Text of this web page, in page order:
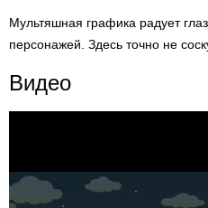
Мультяшная графика радует
персонажей. Здесь точно не
Видео